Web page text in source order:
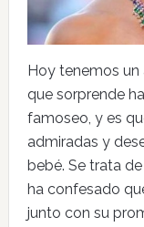
Hoy tenemos
que sorprende
famoseo, y es
admiradas y
bebé. Se trata
ha confesado
junto con su